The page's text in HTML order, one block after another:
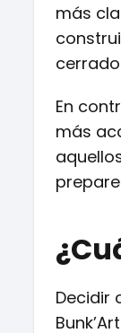
más
En
más
Decidir